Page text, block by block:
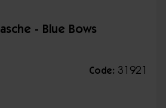
- Blue Bows
Code: 31921